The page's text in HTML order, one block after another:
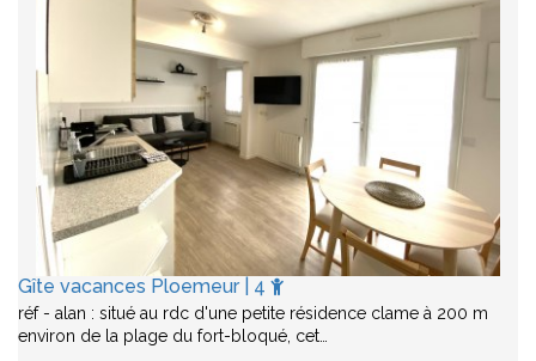
Gîte vacances Ploemeur | 4
réf - alan : situé au rdc d'une petite résidence clame à 200 m
environ de la plage du fort-bloqué, cet…